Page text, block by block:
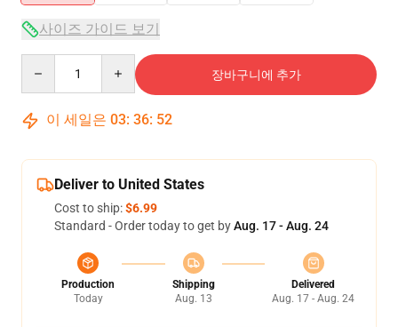
사이즈 가이드 보기
장바구니에 추가
이 세일은 03: 36: 52
Deliver to United States
Cost to ship:$6.99
Standard - Order today to get byAug. 17 - Aug. 24
Production
Today
Shipping
Aug. 13
Delivered
Aug. 17 - Aug. 24